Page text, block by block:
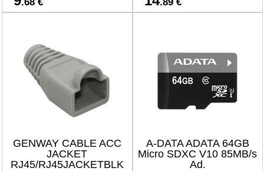
GENWAY CABLE ACC
JACKET
RJ45/RJ45JACKETBLK
A-DATA ADATA 64GB
Micro SDXC V10 85MB/s
Ad.